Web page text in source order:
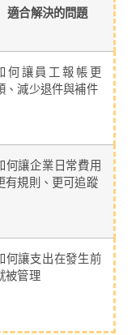
適合解決的問題
何讓員工報帳更
、減少退件與補件
何讓企業日常費用
有規則、更可追蹤
何讓支出在發生前
被管理